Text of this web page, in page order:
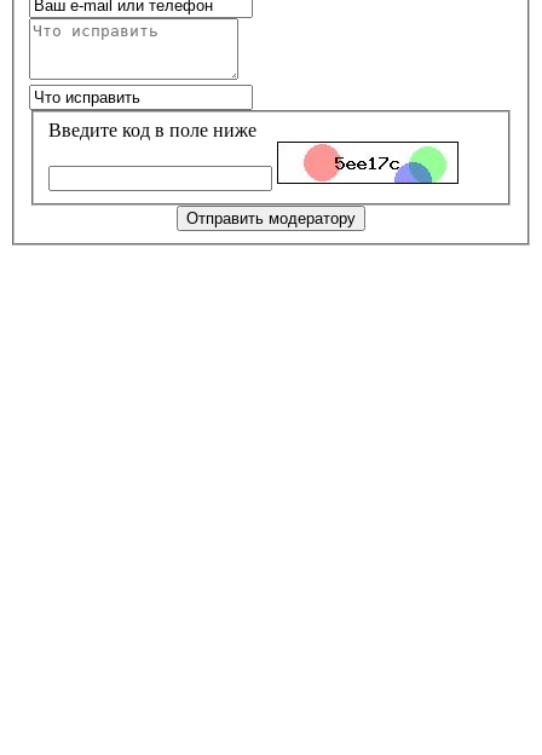
Введите код в поле ниже
Отправить модератору